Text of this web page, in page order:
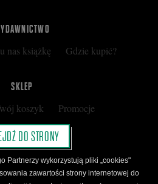
nas książkę Gdzie kupić?
SKLEP
koszyk
Promocje
Nota prawna
Polityka prywatności
Klubu Czarnego
DO STRONY
Partnerzy wykorzystują pliki „cookies"
zawartości strony internetowej do